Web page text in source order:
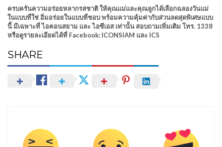
ครบครันความอร่อยหลากรสชาติ ให้คุณแม่และคุณลูกได้เลือกฉลองวันแม่
ในแบบที่ใช่ อิ่มอร่อยในแบบที่ชอบ พร้อมความคุ้มค่ากับส่วนลดสุดพิเศษแบบ
นี้ มีเฉพาะที่ ไอคอนสยาม และ ไอซีเอส เท่านั้น สอบถามเพิ่มเติม โทร. 1338
หรือดูรายละเอียดได้ที่ Facebook: ICONSIAM และ ICS
SHARE